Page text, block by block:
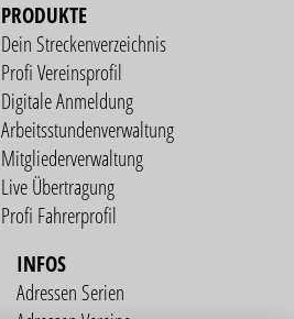
PRODUKTE
Dein Streckenverzeichnis
Profi Vereinsprofil
Digitale Anmeldung
Arbeitsstundenverwaltung
Mitgliederverwaltung
Live Übertragung
Profi Fahrerprofil
INFOS
Adressen Serien